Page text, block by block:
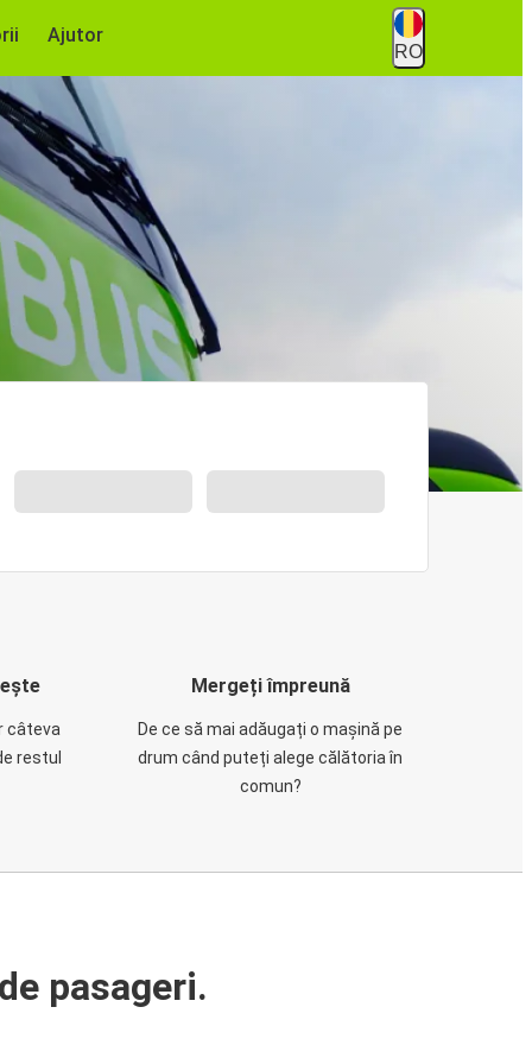
Ajutor
RO
câteva
restul
Mergeți împreună
De ce să mai adăugați o mașină pe
drum când puteți alege călătoria în
comun?
pasageri.